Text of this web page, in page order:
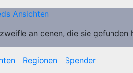
Ansichten
an denen, die sie gefunden
Regionen Spender